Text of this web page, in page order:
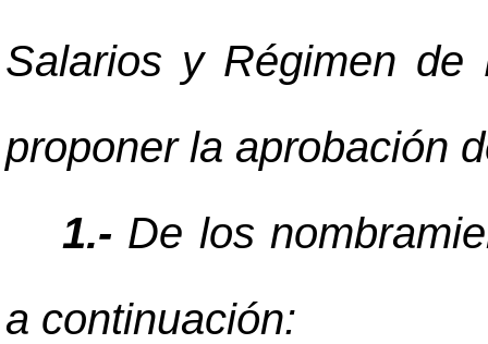
Salarios y Régimen
proponer la aprobación
1.- De los
a continuación: